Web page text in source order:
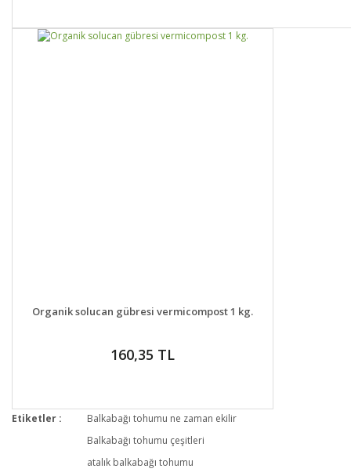
DETAYLAR
Organik solucan gübresi vermicompost 1 kg.
160,35 TL
Etiketler :
Balkabağı tohumu ne zaman ekilir
Balkabağı tohumu çeşitleri
atalık balkabağı tohumu